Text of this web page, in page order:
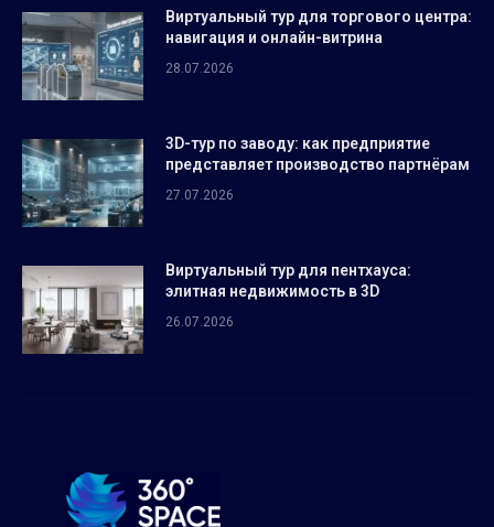
Виртуальный тур для торгового центра:
навигация и онлайн-витрина
28.07.2026
3D-тур по заводу: как предприятие
представляет производство партнёрам
27.07.2026
Виртуальный тур для пентхауса:
элитная недвижимость в 3D
26.07.2026